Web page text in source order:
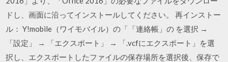
ドし、画面に沿ってインストールしてください。 再インストー
ル： Y!mobile（ワイモバイル）の「「連絡帳」の を選択 →
「設定」 → 「エクスポート」 → 「.vcfにエクスポート」を選
択し、エクスポートしたファイルの保存場所を選択後、保存で